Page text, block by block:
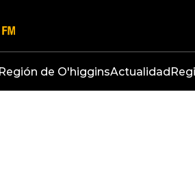
Región de O'higginsActualidad